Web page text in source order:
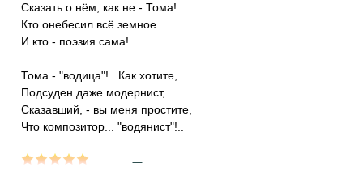
Сказать о нём, как не - Тома!..
Кто онебесил всё земное
И кто - поэзия сама!
Тома - "водица"!.. Как хотите,
Подсуден даже модернист,
Сказавший, - вы меня простите,
Что композитор... "водянист"!..